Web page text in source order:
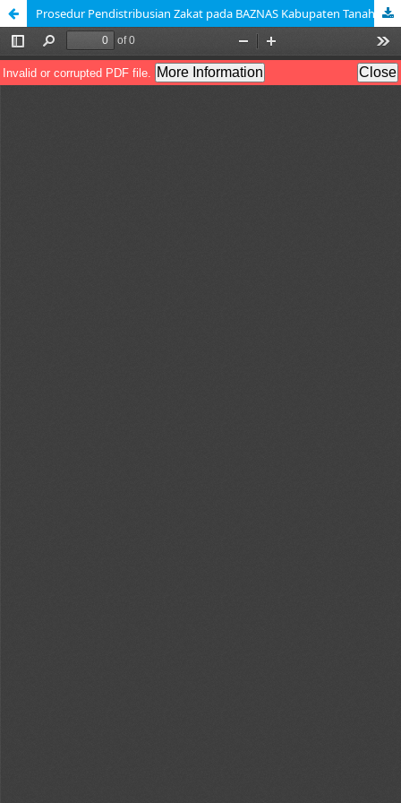
Prosedur Pendistribusian Zakat pada BAZNAS Kabupaten Tanah Datar Di Tengah Pandemi Covid-19